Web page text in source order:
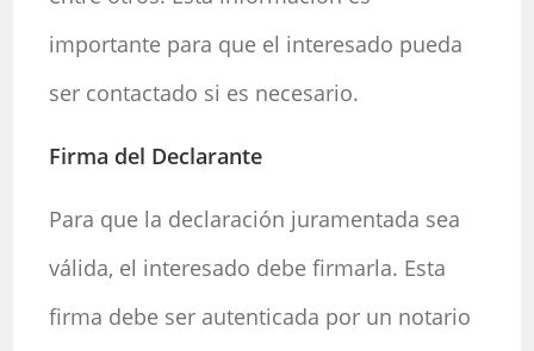
importante para que el interesado pueda
ser contactado si es necesario.
Firma del Declarante
Para que la declaración juramentada sea
válida, el interesado debe firmarla. Esta
firma debe ser autenticada por un notario